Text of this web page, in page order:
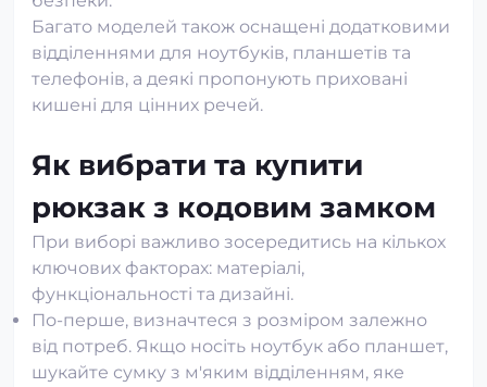
Багато моделей також оснащені додатковими
відділеннями для ноутбуків, планшетів та
телефонів, а деякі пропонують приховані
кишені для цінних речей.
Як вибрати та купити
рюкзак з кодовим замком
При виборі важливо зосередитись на кількох
ключових факторах: матеріалі,
функціональності та дизайні.
По-перше, визначтеся з розміром залежно
від потреб. Якщо носіть ноутбук або планшет,
шукайте сумку з м'яким відділенням, яке